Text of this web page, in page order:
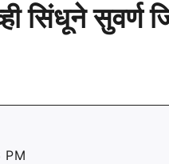
सिंधूने सुवर्ण
PM